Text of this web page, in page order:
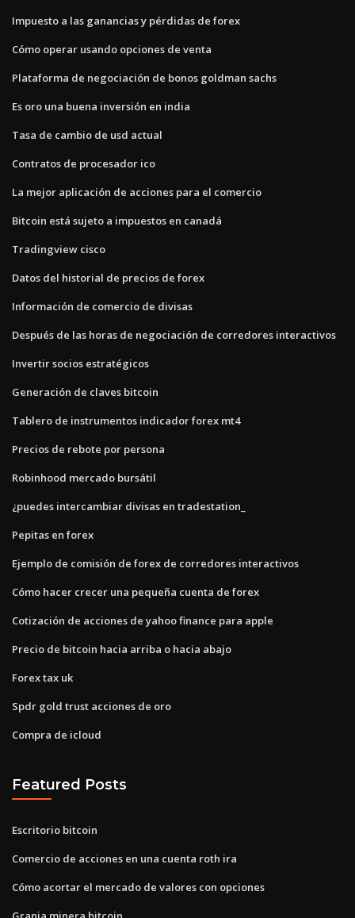
Impuesto a las ganancias y pérdidas de forex
Cómo operar usando opciones de venta
Plataforma de negociación de bonos goldman sachs
Es oro una buena inversión en india
Tasa de cambio de usd actual
Contratos de procesador ico
La mejor aplicación de acciones para el comercio
Bitcoin está sujeto a impuestos en canadá
Tradingview cisco
Datos del historial de precios de forex
Información de comercio de divisas
Después de las horas de negociación de corredores interactivos
Invertir socios estratégicos
Generación de claves bitcoin
Tablero de instrumentos indicador forex mt4
Precios de rebote por persona
Robinhood mercado bursátil
¿puedes intercambiar divisas en tradestation_
Pepitas en forex
Ejemplo de comisión de forex de corredores interactivos
Cómo hacer crecer una pequeña cuenta de forex
Cotización de acciones de yahoo finance para apple
Precio de bitcoin hacia arriba o hacia abajo
Forex tax uk
Spdr gold trust acciones de oro
Compra de icloud
Featured Posts
Escritorio bitcoin
Comercio de acciones en una cuenta roth ira
Cómo acortar el mercado de valores con opciones